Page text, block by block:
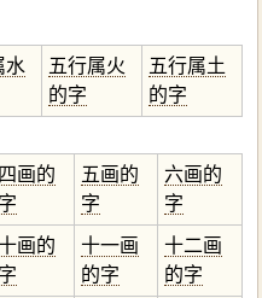
水
五行属火
的字
五行属土
的字
四画的
字
五画的
字
六画的
字
画的
字
十一画
的字
十二画
的字